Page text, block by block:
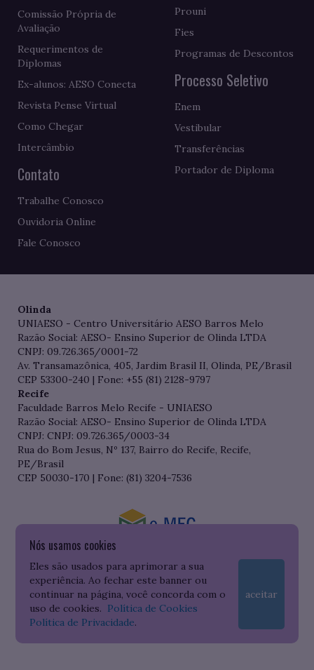
Nós usamos cookies
Eles são usados para aprimorar a sua
experiência. Ao fechar este banner ou
continuar na página, você concorda com o
uso de cookies. Política de Cookies
Política de Privacidade.
aceitar
Comissão Própria de
Avaliação
Requerimentos de
Diplomas
Ex-alunos: AESO Conecta
Revista Pense Virtual
Como Chegar
Intercâmbio
Contato
Trabalhe Conosco
Ouvidoria Online
Fale Conosco
Prouni
Fies
Programas de Descontos
Processo Seletivo
Enem
Vestibular
Transferências
Portador de Diploma
Olinda
UNIAESO - Centro Universitário AESO Barros Melo
Razão Social: AESO- Ensino Superior de Olinda LTDA
CNPJ: 09.726.365/0001-72
Av. Transamazônica, 405, Jardim Brasil II, Olinda, PE/Brasil
CEP 53300-240 | Fone: +55 (81) 2128-9797
Recife
Faculdade Barros Melo Recife - UNIAESO
Razão Social: AESO- Ensino Superior de Olinda LTDA
CNPJ: CNPJ: 09.726.365/0003-34
Rua do Bom Jesus, Nº 137, Bairro do Recife, Recife,
PE/Brasil
CEP 50030-170 | Fone: (81) 3204-7536
Consulte o cadastro da Instituição no Sistema do e-MEC